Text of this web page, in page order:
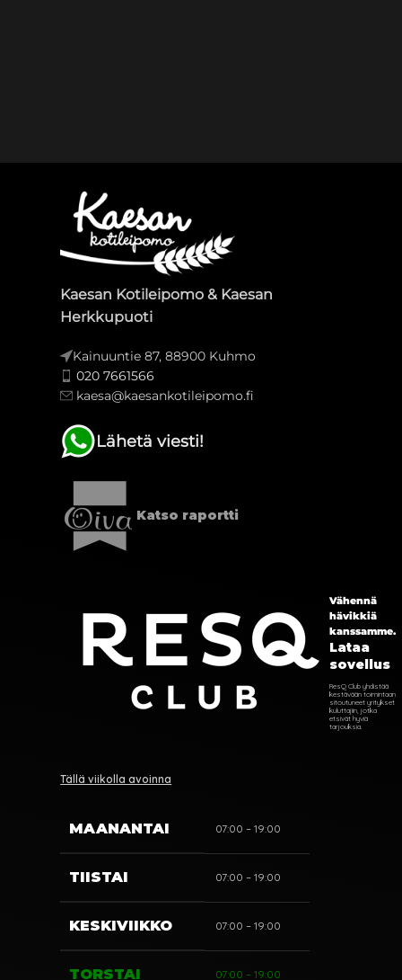
Kaesan Kotileipomo & Kaesan
Herkkupuoti
Kainuuntie 87, 88900 Kuhmo
020 7661566
kaesa@kaesankotileipomo.fi
Lähetä viesti!
Katso raportti
Vähennä
hävikkiä
kanssamme.
Lataa
sovellus
ResQ Club yhdistää
kestävään toimintaan
sitoutuneet yritykset
kuluttajiin, jotka
etsivät hyviä
tarjouksia.
Tällä viikolla avoinna
MAANANTAI 07:00 – 19:00
TIISTAI 07:00 – 19:00
KESKIVIIKKO 07:00 – 19:00
TORSTAI 07:00 – 19:00